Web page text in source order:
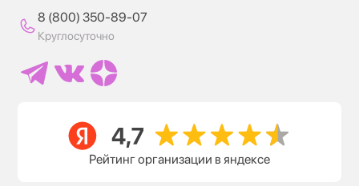
8 (800) 350-89-07
Круглосуточно
Рейтинг организации в яндексе